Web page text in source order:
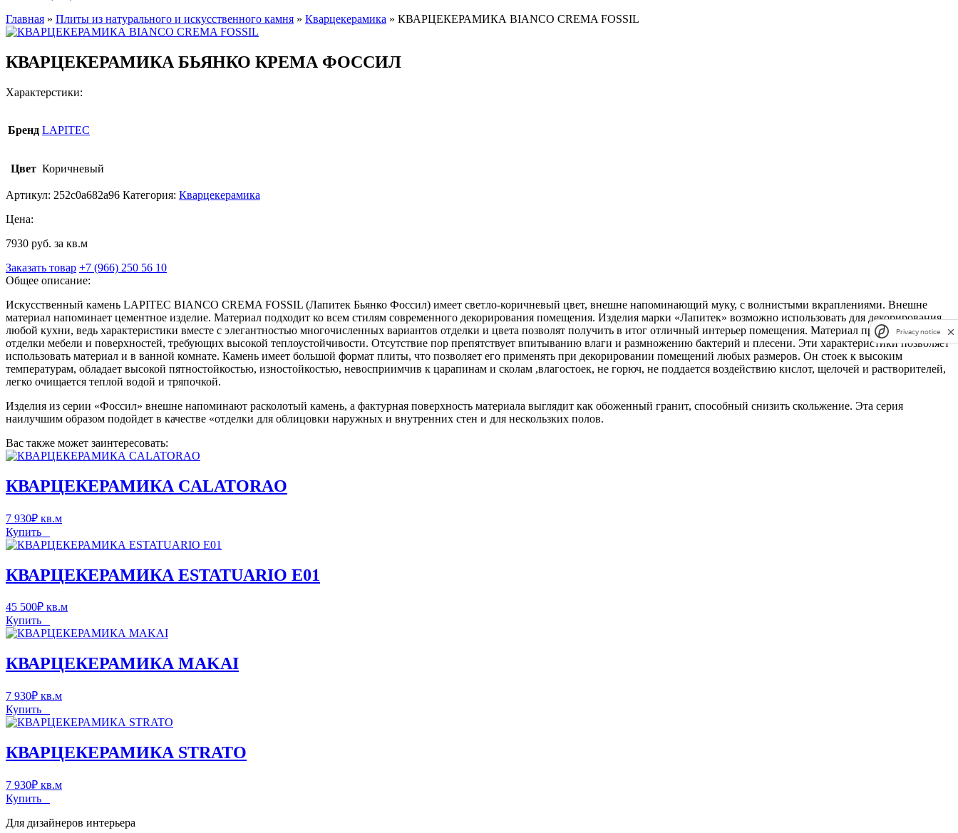
Главная » Плиты из натурального и искусственного камня » Кварцекерамика » КВАРЦЕКЕРАМИКА BIANCO CREMA FOSSIL
КВАРЦЕКЕРАМИКА БЬЯНКО КРЕМА ФОССИЛ
Характерстики:
Бренд LAPITEC
Цвет Коричневый
Артикул: 252c0a682a96 Категория: Кварцекерамика
Цена:
7930 руб. за кв.м
Заказать товар +7 (966) 250 56 10
Общее описание:
Искусственный камень LAPITEC BIANCO CREMA FOSSIL (Лапитек Бьянко Фоссил) имеет светло-коричневый цвет, внешне напоминающий муку, с волнистыми вкраплениями. Внешне
материал напоминает цементное изделие. Материал подходит ко всем стилям современного декорирования помещения. Изделия марки «Лапитек» возможно использовать для декорирования
любой кухни, ведь характеристики вместе с элегантностью многочисленных вариантов отделки и цвета позволят получить в итог отличный интерьер помещения. Материал применим для
отделки мебели и поверхностей, требующих высокой теплоустойчивости. Отсутствие пор препятствует впитыванию влаги и размножению бактерий и плесени. Эти характеристики позволяет
использовать материал и в ванной комнате. Камень имеет большой формат плиты, что позволяет его применять при декорировании помещений любых размеров. Он стоек к высоким
температурам, обладает высокой пятностойкостью, изностойкостью, невосприимчив к царапинам и сколам ,влагостоек, не горюч, не поддается воздействию кислот, щелочей и растворителей,
легко очищается теплой водой и тряпочкой.
Изделия из серии «Фоссил» внешне напоминают расколотый камень, а фактурная поверхность материала выглядит как обоженный гранит, способный снизить скольжение. Эта серия
наилучшим образом подойдет в качестве «отделки для облицовки наружных и внутренних стен и для нескользких полов.
Вас также может заинтересовать:
КВАРЦЕКЕРАМИКА CALATORAO
7 930₽ кв.м
Купить
КВАРЦЕКЕРАМИКА ESTATUARIO E01
45 500₽ кв.м
Купить
КВАРЦЕКЕРАМИКА MAKAI
7 930₽ кв.м
Купить
КВАРЦЕКЕРАМИКА STRATO
7 930₽ кв.м
Купить
Для дизайнеров интерьера
Privacy notice